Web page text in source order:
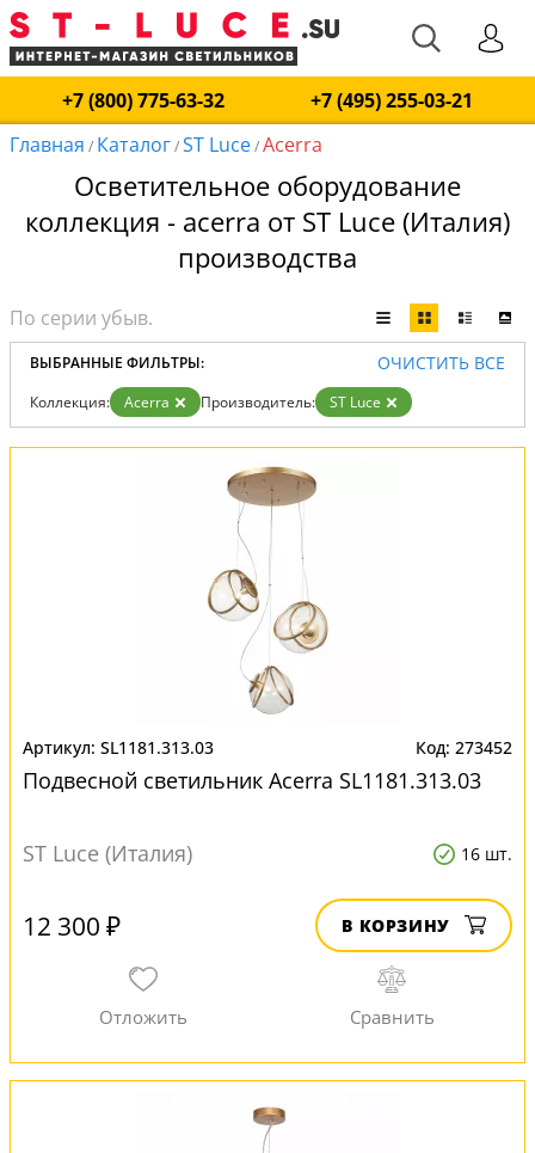
+7 (800) 775-63-32
+7 (495) 255-03-21
Главная / Каталог/ST Luce/Acerra
Осветительное оборудование
коллекция - acerra от ST Luce (Италия)
производства
ВЫБРАННЫЕ ФИЛЬТРЫ: ОЧИСТИТЬ ВСЕ
Коллекция: Acerra Производитель: ST Luce
SL1181.313.03 273452
Подвесной светильник Acerra SL1181.313.03
ST Luce (Италия) 16 шт.
12 300 ₽ В КОРЗИНУ